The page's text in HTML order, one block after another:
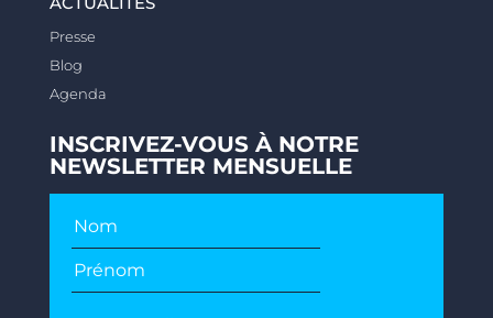
Presse
Blog
Agenda
INSCRIVEZ-VOUS À NOTRE
NEWSLETTER MENSUELLE